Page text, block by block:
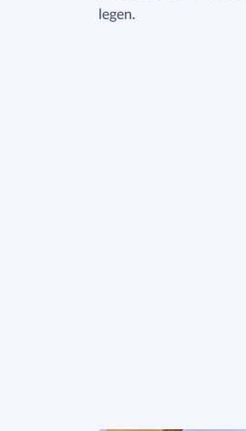
legen.